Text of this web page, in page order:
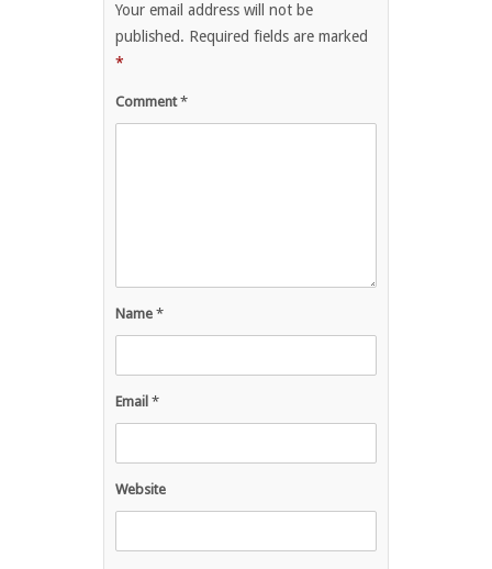
Your email address will not be
published. Required fields are marked
*
Comment*
Name *
Email *
Website